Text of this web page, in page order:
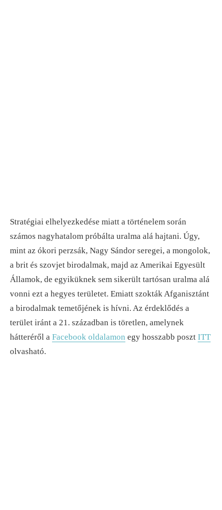
Stratégiai elhelyezkedése miatt a történelem során
számos nagyhatalom próbálta uralma alá hajtani. Úgy,
mint az ókori perzsák, Nagy Sándor seregei, a mongolok,
a brit és szovjet birodalmak, majd az Amerikai Egyesült
Államok, de egyiküknek sem sikerült tartósan uralma alá
vonni ezt a hegyes területet. Emiatt szokták Afganisztánt
a birodalmak temetőjének is hívni. Az érdeklődés a
terület iránt a 21. században is töretlen, amelynek
hátteréről a Facebook oldalamon egy hosszabb poszt ITT
olvasható.